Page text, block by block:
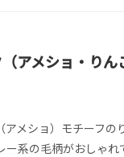
アメショ・りん
メショ）モチーフの
ー系の毛柄がおしゃ